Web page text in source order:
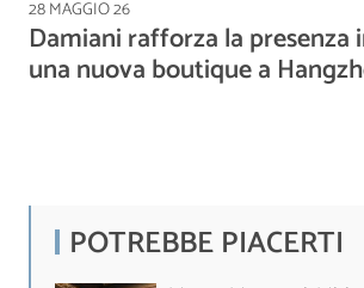
28 MAGGIO 26
Damiani rafforza la presenza
una nuova boutique a
POTREBBE PIACERTI